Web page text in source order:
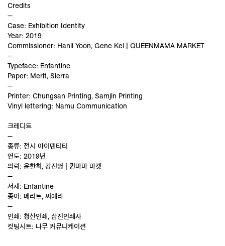
Credits
—
Case: Exhibition Identity
Year: 2019
Commissioner: Hanii Yoon, Gene Kei | QUEENMAMA MARKET
—
Typeface: Enfantine
Paper: Merit, Sierra
—
Printer: Chungsan Printing, Samjin Printing
Vinyl lettering: Namu Communication
크레디트
—
종류: 전시 아이덴티티
연도: 2019년
의뢰: 윤한희, 강진영 | 퀸마마 마켓
—
서체: Enfantine
종이: 메리트, 씨에라
—
인쇄: 청산인쇄, 삼진인쇄사
컷팅시트: 나무 커뮤니케이션